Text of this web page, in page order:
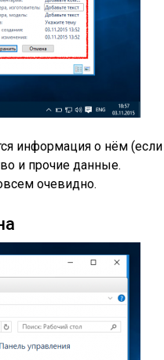
информация о нём (если
и прочие данные.
очевидно.